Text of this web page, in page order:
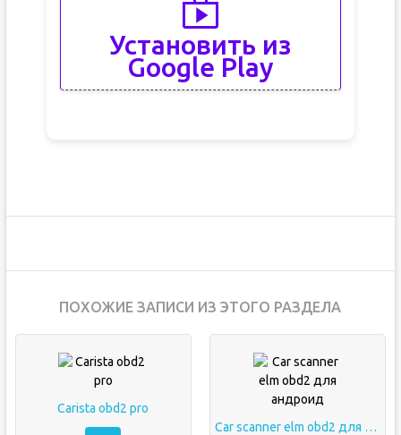
Установить из
Google Play
ПОХОЖИЕ ЗАПИСИ ИЗ ЭТОГО РАЗДЕЛА
Carista obd2 pro
Car scanner elm obd2 для андроид